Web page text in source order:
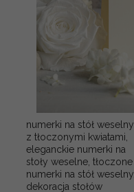
numerki na stół weselny
z tłoczonymi kwiatami,
eleganckie numerki na
stoły weselne, tłoczone
numerki na stół weselny,
dekoracja stołów